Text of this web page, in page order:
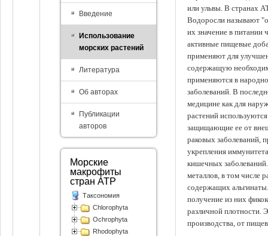
или ульвы. В странах
Водоросли называют
их значение в питании
активные пищевые
применяют для
содержащую
применяются в
заболеваний. В
медицине как для
растений
защищающие ее от
раковых заболеваний,
укрепления
кишечных
металлов, в том числе
содержащих
получение из них
различной плотности.
производства, от
Введение
Использование
морских растений
Литература
Об авторах
Публикации
авторов
Морские
макрофиты
стран АТР
Таксономия
Chlorophyta
Ochrophyta
Rhodophyta